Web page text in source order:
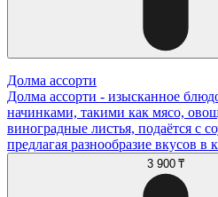
Долма ассорти
Долма ассорти - изысканное
начинками, такими как мясо,
виноградные листья, подаётся с
предлагая разнообразие вкусов в
3 900 ₸